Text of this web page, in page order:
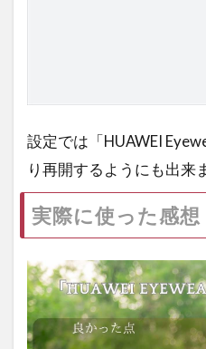
設定では「HUAWEI
り再開するようにも出来
実際に使った感想